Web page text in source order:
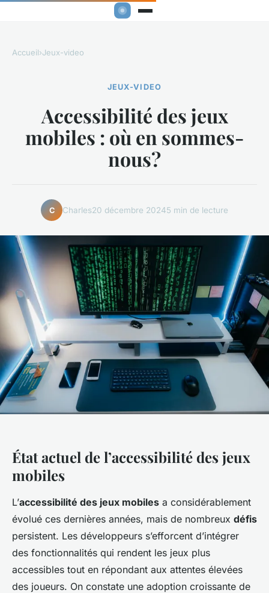
Accueil›Jeux-video
JEUX-VIDEO
Accessibilité des jeux
mobiles : où en sommes-
nous?
C Charles20 décembre 20245 min de lecture
État actuel de l’accessibilité des jeux
mobiles
L’accessibilité des jeux mobiles a considérablement
évolué ces dernières années, mais de nombreux défis
persistent. Les développeurs s’efforcent d’intégrer
des fonctionnalités qui rendent les jeux plus
accessibles tout en répondant aux attentes élevées
des joueurs. On constate une adoption croissante de